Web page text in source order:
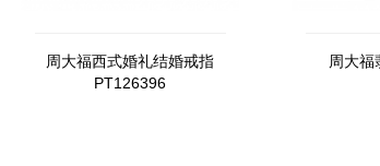
周大福西式婚礼结婚戒指
PT126396
周大福